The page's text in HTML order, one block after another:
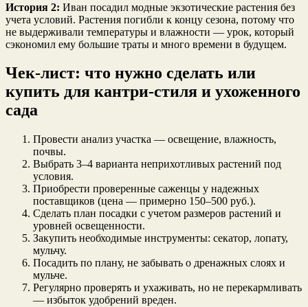
История 2: Иван посадил модные экзотические растения без
учета условий. Растения погибли к концу сезона, потому что
не выдерживали температуры и влажности — урок, который
сэкономил ему большие траты и много времени в будущем.
Чек-лист: что нужно сделать или
купить для кантри-стиля и ухоженного
сада
Провести анализ участка — освещение, влажность,
почвы.
Выбрать 3–4 варианта неприхотливых растений под
условия.
Приобрести проверенные саженцы у надежных
поставщиков (цена — примерно 150–500 руб.).
Сделать план посадки с учетом размеров растений и
уровней освещенности.
Закупить необходимые инструменты: секатор, лопату,
мульчу.
Посадить по плану, не забывать о дренажных слоях и
мульче.
Регулярно проверять и ухаживать, но не перекармливать
— избыток удобрений вреден.